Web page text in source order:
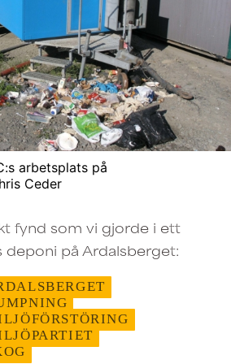
arbetsplats på
Ceder
fynd som vi gjorde i ett
deponi på Ardalsberget: